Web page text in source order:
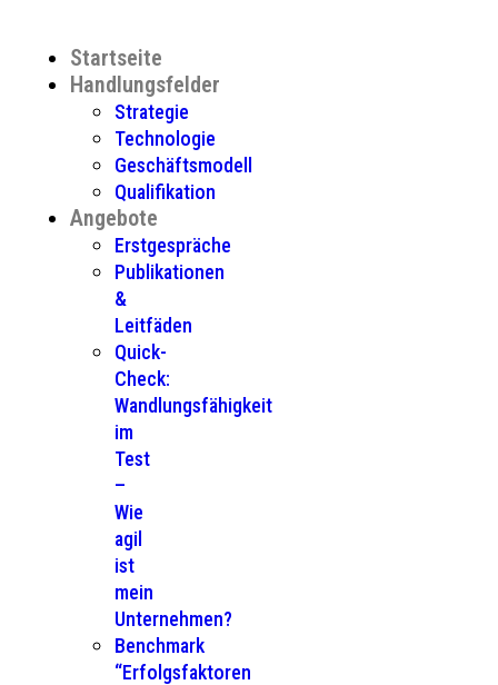
Startseite
Handlungsfelder
Strategie
Technologie
Geschäftsmodell
Qualifikation
Angebote
Erstgespräche
Publikationen
&
Leitfäden
Quick-
Check:
Wandlungsfähigkeit
im
Test
–
Wie
agil
ist
mein
Unternehmen?
Benchmark
“Erfolgsfaktoren